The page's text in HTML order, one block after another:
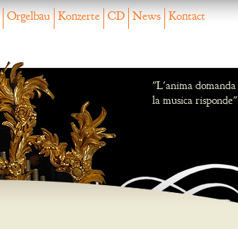
Orgelbau Konzerte CD News Kontact
"L'anima domanda
la musica risponde"